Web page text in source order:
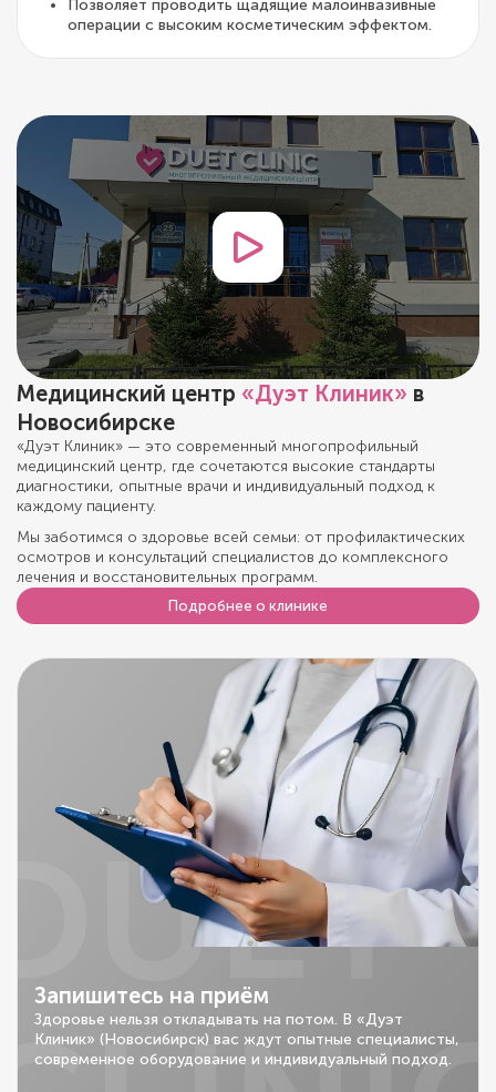
Позволяет проводить щадящие малоинвазивные
операции с высоким косметическим эффектом.
Медицинский центр «Дуэт Клиник» в
Новосибирске
«Дуэт Клиник» — это современный многопрофильный
медицинский центр, где сочетаются высокие стандарты
диагностики, опытные врачи и индивидуальный подход к
каждому пациенту.
Мы заботимся о здоровье всей семьи: от профилактических
осмотров и консультаций специалистов до комплексного
лечения и восстановительных программ.
Подробнее о клинике
Запишитесь на приём
Здоровье нельзя откладывать на потом. В «Дуэт
Клиник» (Новосибирск) вас ждут опытные специалисты,
современное оборудование и индивидуальный подход.